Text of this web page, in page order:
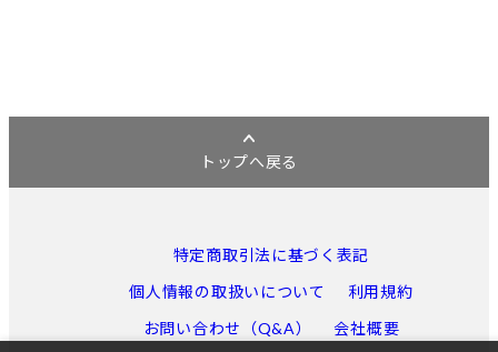
トップへ戻る
特定商取引法に基づく表記
個人情報の取扱いについて
利用規約
お問い合わせ（Q&A）
会社概要